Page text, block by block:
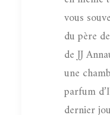
vous
du père
de JJ
une
parfum
dernier